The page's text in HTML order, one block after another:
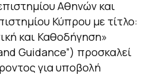
Αθηνών και
Κύπρου με τίτλο:
και Καθοδήγηση»
Guidance”) προσκαλεί
για υποβολή